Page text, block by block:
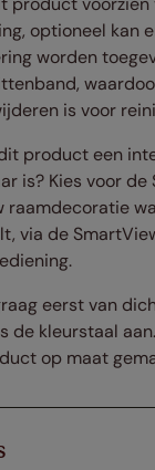
optioneel kan
worden
is voor
product een
is? Kies voor
raamdecoratie
via de
eerst van
de kleurstaal
op maat